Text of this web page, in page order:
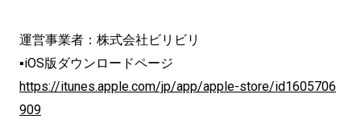
運営事業者：株式会社ビリビリ
▪iOS版ダウンロードページ
https://itunes.apple.com/jp/app/apple-store/id1605706
909